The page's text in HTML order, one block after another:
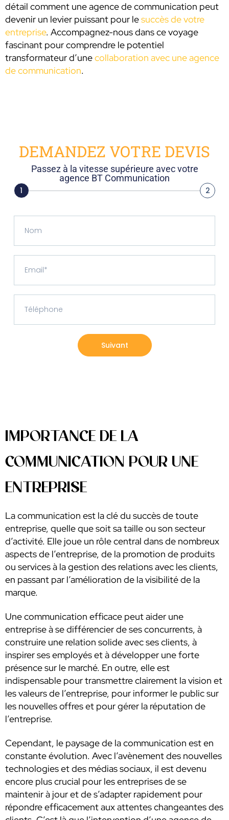
détail comment une agence de communication peut
devenir un levier puissant pour lesuccès de votre
entreprise. Accompagnez-nous dans ce voyage
fascinant pour comprendre le potentiel
transformateur d’unecollaboration avec une agence
de communication.
DEMANDEZ VOTRE DEVIS
Passez à la vitesse supérieure avec votre
agence BT Communication
1 2
Suivant
IMPORTANCE DE LA
COMMUNICATION POUR UNE
ENTREPRISE
La communication est la clé du succès de toute
entreprise, quelle que soit sa taille ou son secteur
d’activité. Elle joue un rôle central dans de nombreux
aspects de l’entreprise, de la promotion de produits
ou services à la gestion des relations avec les clients,
en passant par l’amélioration de la visibilité de la
marque.
Une communication efficace peut aider une
entreprise à se différencier de ses concurrents, à
construire une relation solide avec ses clients, à
inspirer ses employés et à développer une forte
présence sur le marché. En outre, elle est
indispensable pour transmettre clairement la vision et
les valeurs de l’entreprise, pour informer le public sur
les nouvelles offres et pour gérer la réputation de
l’entreprise.
Cependant, le paysage de la communication est en
constante évolution. Avec l’avènement des nouvelles
technologies et des médias sociaux, il est devenu
encore plus crucial pour les entreprises de se
maintenir à jour et de s’adapter rapidement pour
répondre efficacement aux attentes changeantes des